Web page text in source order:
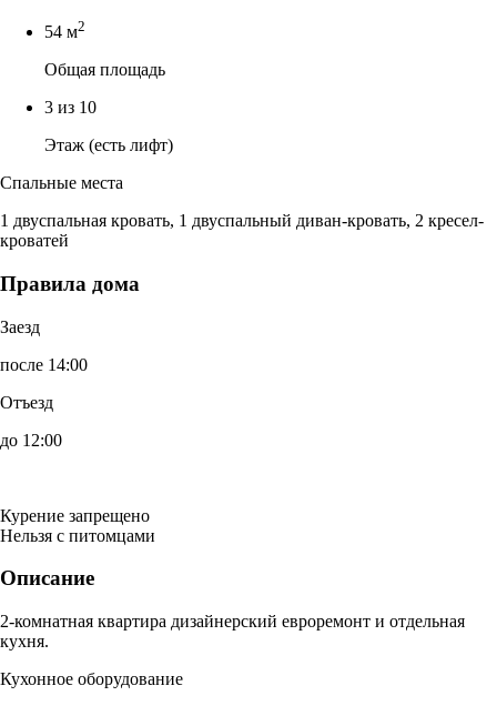
54 м2
Общая площадь
3 из 10
Этаж (есть лифт)
Спальные места
1 двуспальная кровать, 1 двуспальный диван-кровать, 2 кресел-
кроватей
Правила дома
Заезд
после 14:00
Отъезд
до 12:00
Курение запрещено
Нельзя с питомцами
Описание
2-комнатная квартира дизайнерский евроремонт и отдельная
кухня.
Кухонное оборудование